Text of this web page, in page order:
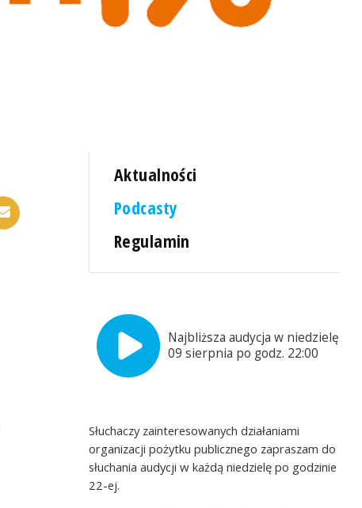
Aktualności
Podcasty
Regulamin
Najbliższa audycja w niedzielę,
09 sierpnia po godz. 22:00
Słuchaczy zainteresowanych działaniami
organizacji pożytku publicznego zapraszam do
słuchania audycji w każdą niedzielę po godzinie
22-ej.